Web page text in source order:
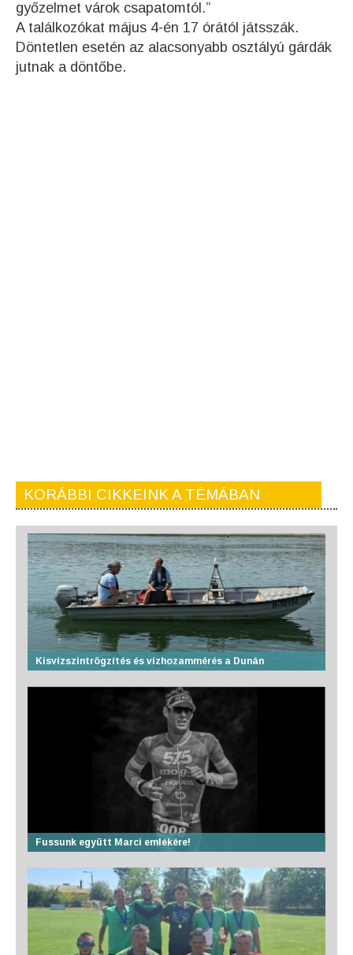
győzelmet várok csapatomtól.”
A találkozókat május 4-én 17 órától játsszák.
Döntetlen esetén az alacsonyabb osztályú gárdák
jutnak a döntőbe.
KORÁBBI CIKKEINK A TÉMÁBAN
Kisvízszintrögzítés és vízhozammérés a Dunán
Fussunk együtt Marci emlékére!